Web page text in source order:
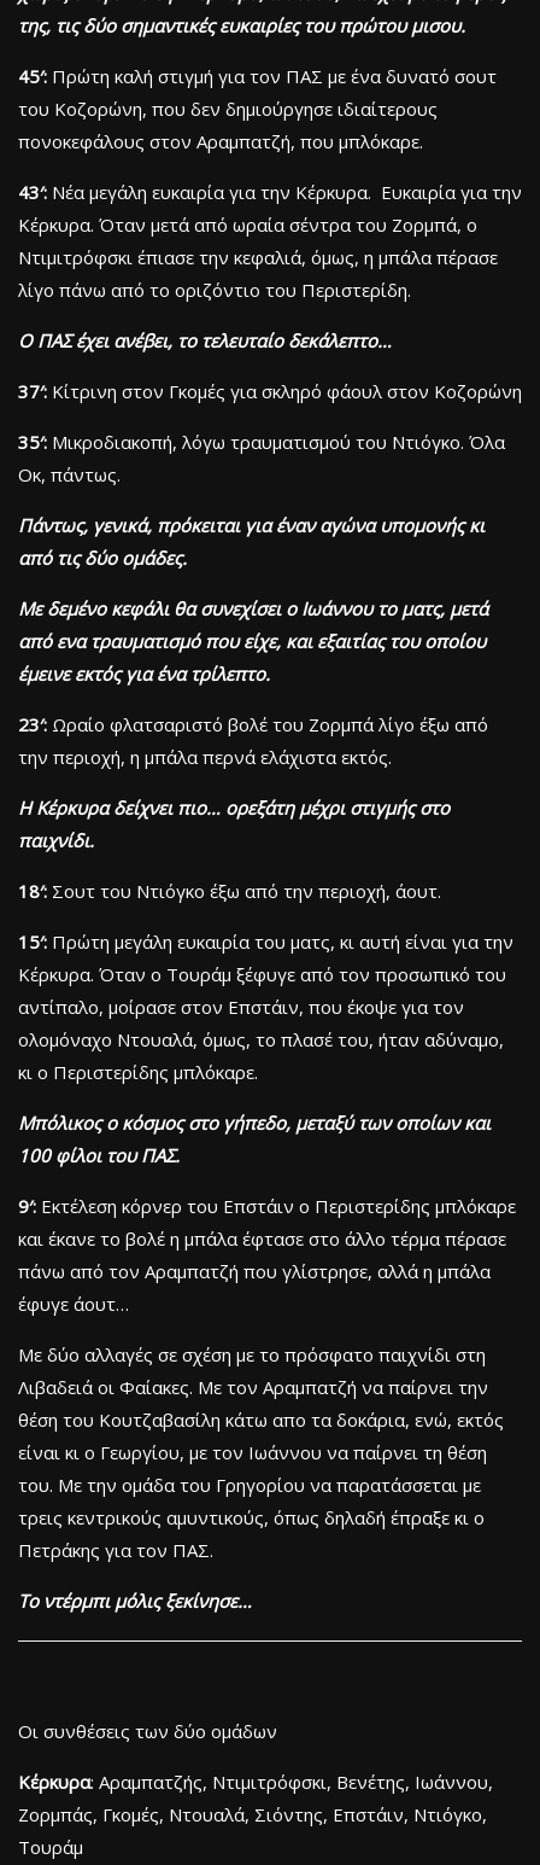
της, τις δύο σημαντικές ευκαιρίες του πρώτου μισου.
45′: Πρώτη καλή στιγμή για τον ΠΑΣ με ένα δυνατό σουτ
του Κοζορώνη, που δεν δημιούργησε ιδιαίτερους
πονοκεφάλους στον Αραμπατζή, που μπλόκαρε.
43′: Νέα μεγάλη ευκαιρία για την Κέρκυρα. Ευκαιρία για την
Κέρκυρα. Όταν μετά από ωραία σέντρα του Ζορμπά, ο
Ντιμιτρόφσκι έπιασε την κεφαλιά, όμως, η μπάλα πέρασε
λίγο πάνω από το οριζόντιο του Περιστερίδη.
O ΠΑΣ έχει ανέβει, το τελευταίο δεκάλεπτο…
37′: Κίτρινη στον Γκομές για σκληρό φάουλ στον Κοζορώνη
35′: Μικροδιακοπή, λόγω τραυματισμού του Ντιόγκο. Όλα
Οκ, πάντως.
Πάντως, γενικά, πρόκειται για έναν αγώνα υπομονής κι
από τις δύο ομάδες.
Με δεμένο κεφάλι θα συνεχίσει ο Ιωάννου το ματς, μετά
από ενα τραυματισμό που είχε, και εξαιτίας του οποίου
έμεινε εκτός για ένα τρίλεπτο.
23′: Ωραίο φλατσαριστό βολέ του Ζορμπά λίγο έξω από
την περιοχή, η μπάλα περνά ελάχιστα εκτός.
Η Κέρκυρα δείχνει πιο… ορεξάτη μέχρι στιγμής στο
παιχνίδι.
18′: Σουτ του Ντιόγκο έξω από την περιοχή, άουτ.
15′: Πρώτη μεγάλη ευκαιρία του ματς, κι αυτή είναι για την
Κέρκυρα. Όταν ο Τουράμ ξέφυγε από τον προσωπικό του
αντίπαλο, μοίρασε στον Επστάιν, που έκοψε για τον
ολομόναχο Ντουαλά, όμως, το πλασέ του, ήταν αδύναμο,
κι ο Περιστερίδης μπλόκαρε.
Μπόλικος ο κόσμος στο γήπεδο, μεταξύ των οποίων και
100 φίλοι του ΠΑΣ.
9′: Εκτέλεση κόρνερ του Επστάιν ο Περιστερίδης μπλόκαρε
και έκανε το βολέ η μπάλα έφτασε στο άλλο τέρμα πέρασε
πάνω από τον Αραμπατζή που γλίστρησε, αλλά η μπάλα
έφυγε άουτ…
Με δύο αλλαγές σε σχέση με το πρόσφατο παιχνίδι στη
Λιβαδειά οι Φαίακες. Με τον Αραμπατζή να παίρνει την
θέση του Κουτζαβασίλη κάτω απο τα δοκάρια, ενώ, εκτός
είναι κι ο Γεωργίου, με τον Ιωάννου να παίρνει τη θέση
του. Με την ομάδα του Γρηγορίου να παρατάσσεται με
τρεις κεντρικούς αμυντικούς, όπως δηλαδή έπραξε κι ο
Πετράκης για τον ΠΑΣ.
Το ντέρμπι μόλις ξεκίνησε…
Οι συνθέσεις των δύο ομάδων
Κέρκυρα: Αραμπατζής, Ντιμιτρόφσκι, Βενέτης, Ιωάννου,
Ζορμπάς, Γκομές, Ντουαλά, Σιόντης, Επστάιν, Ντιόγκο,
Τουράμ